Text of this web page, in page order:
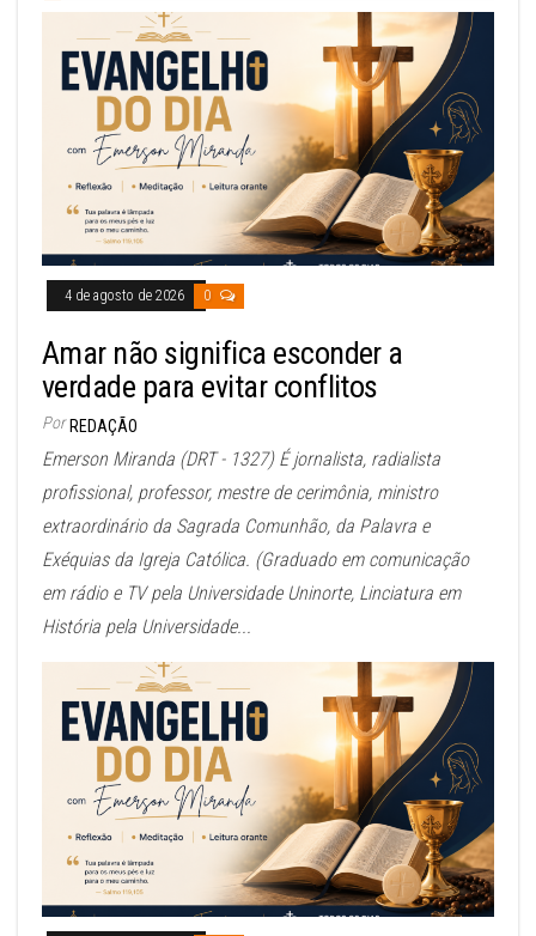
4 de agosto de 2026 0
Amar não significa esconder a
verdade para evitar conflitos
Por REDAÇÃO
Emerson Miranda (DRT - 1327) É jornalista, radialista
profissional, professor, mestre de cerimônia, ministro
extraordinário da Sagrada Comunhão, da Palavra e
Exéquias da Igreja Católica. (Graduado em comunicação
em rádio e TV pela Universidade Uninorte, Linciatura em
História pela Universidade...